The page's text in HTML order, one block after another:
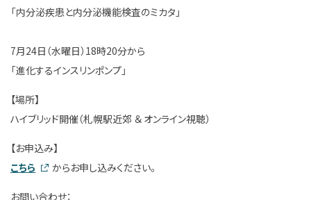
「内分泌疾患と内分泌機能検査のミカタ」
7月24日（水曜日）18時20分から
「進化するインスリンポンプ」
【場所】
ハイブリッド開催（札幌駅近郊 ＆ オンライン視聴）
【お申込み】
こちら
からお申し込みください。
お問い合わせ：